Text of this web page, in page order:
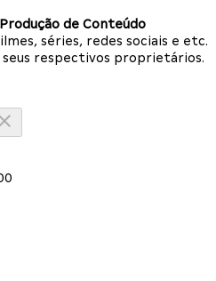
de Conteúdo
séries, redes sociais e etc.
seus respectivos proprietários.